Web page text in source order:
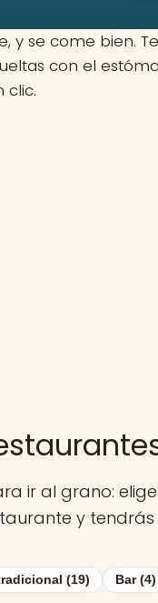
y se come bien.
con el
clic.
ir al grano:
y
(19) Bar (4)